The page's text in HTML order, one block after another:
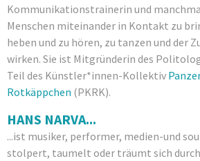
Kommunikationstrainerin und
Menschen miteinander in Kontakt zu
heben und zu hören, zu tanzen und der
wirken. Sie ist Mitgründerin des
Teil des Künstler*innen-Kollektiv
Rotkäppchen (PKRK).
HANS NARVA...
...ist musiker, performer, medien-und
stolpert, taumelt oder träumt sich